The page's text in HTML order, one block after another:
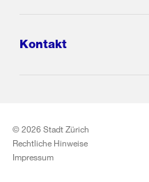
Kontakt
© 2026 Stadt Zürich
Rechtliche Hinweise
Impressum